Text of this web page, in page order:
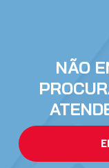
NÃO